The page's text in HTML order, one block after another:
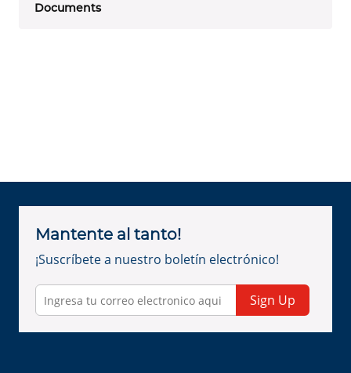
Documents
Mantente al tanto!
¡Suscríbete a nuestro boletín electrónico!
Sign Up